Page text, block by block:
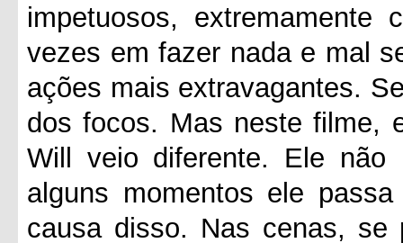
impetuosos, extremamente
vezes em fazer nada e mal
ações mais extravagantes.
dos focos. Mas neste filme,
Will veio diferente. Ele
alguns momentos ele
causa disso. Nas cenas, se